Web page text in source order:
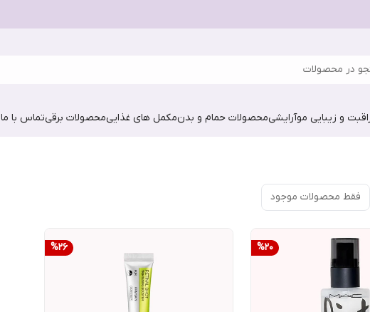
در محصولات
و زیبایی موآرایشیمحصولات حمام و بدنمکمل های غذاییمحصولات برقیتماس با ما
فقط محصولات موجود
%20
%26